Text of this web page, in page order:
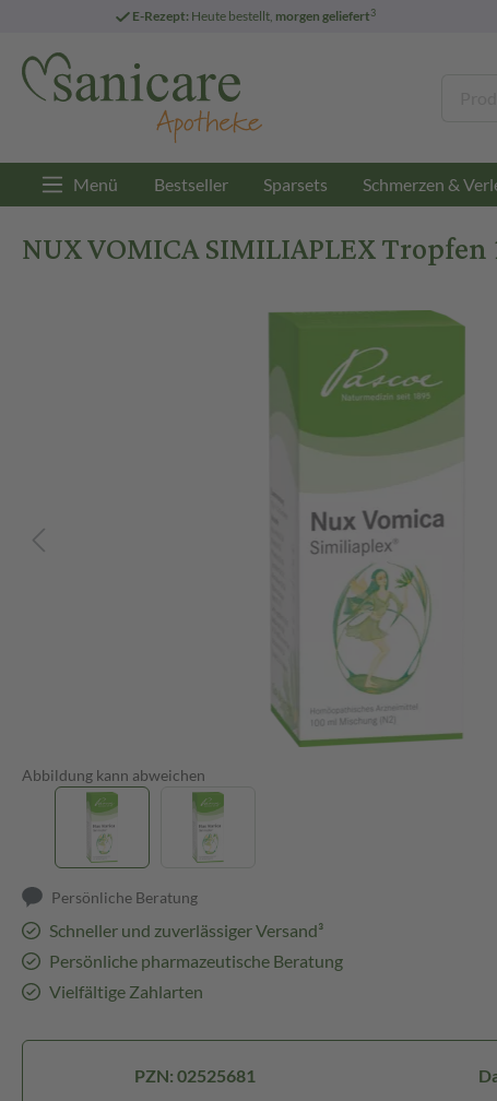
E-Rezept: Heute bestellt, morgen geliefert3
Menü Bestseller Sparsets Schmerzen &
NUX VOMICA SIMILIAPLEX
Abbildung kann abweichen
Persönliche Beratung
Schneller und zuverlässiger Versand³
Persönliche pharmazeutische Beratung
Vielfältige Zahlarten
PZN: 02525681